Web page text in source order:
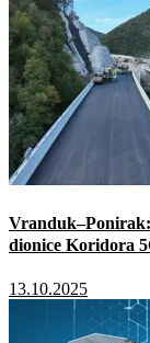
dionice Koridora
13.10.2025